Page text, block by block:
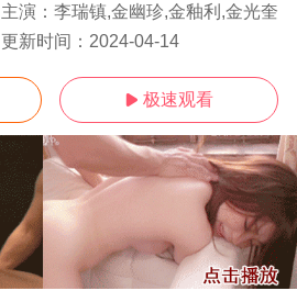
主演： 李瑞镇,金幽珍,金釉利,金光奎
更新时间： 2024-04-14
 极速观看